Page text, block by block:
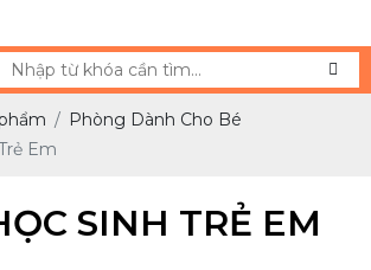
Phòng Dành Cho Bé
Em
SINH TRẺ EM